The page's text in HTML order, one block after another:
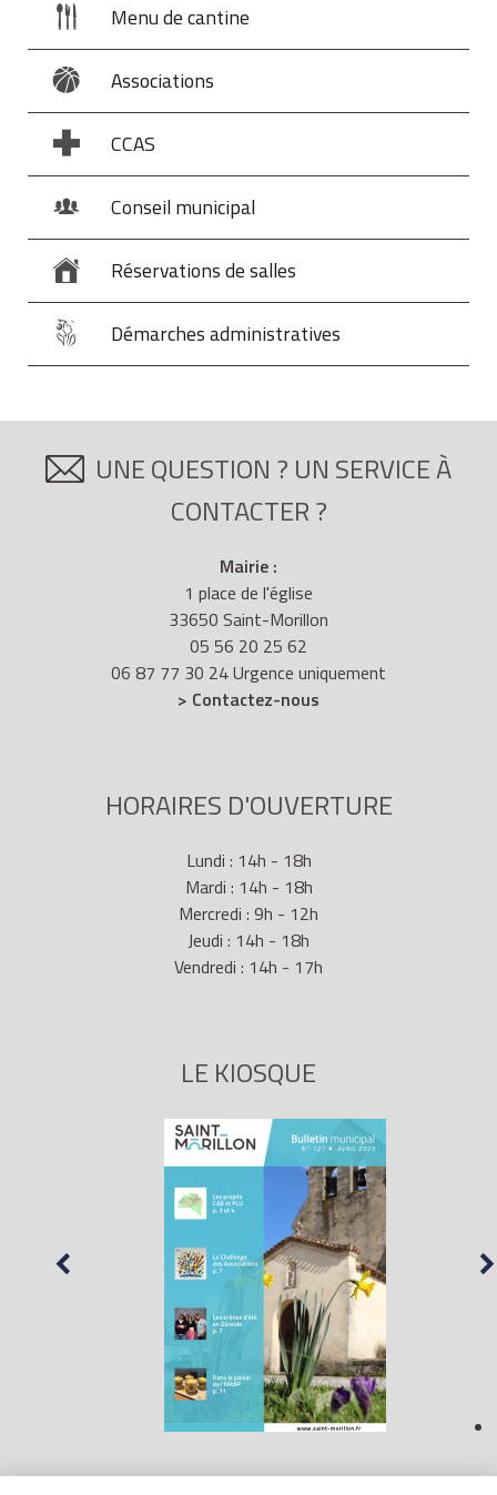
Menu de cantine
Associations
CCAS
Conseil municipal
Réservations de salles
Démarches administratives
UNE QUESTION ? UN SERVICE À
CONTACTER ?
Mairie :
1 place de l'église
33650 Saint-Morillon
05 56 20 25 62
06 87 77 30 24 Urgence uniquement
> Contactez-nous
HORAIRES D'OUVERTURE
Lundi : 14h - 18h
Mardi : 14h - 18h
Mercredi : 9h - 12h
Jeudi : 14h - 18h
Vendredi : 14h - 17h
LE KIOSQUE